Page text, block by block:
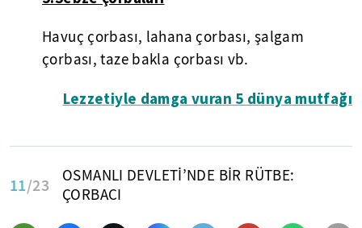
Havuç çorbası, lahana çorbası, şalgam
çorbası, taze bakla çorbası vb.
Lezzetiyle damga vuran 5 dünya mutfağı
11/23
OSMANLI DEVLETİ’NDE BİR RÜTBE:
ÇORBACI